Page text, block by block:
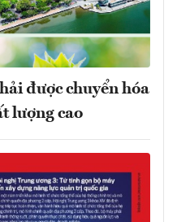
được chuyển hóa
lượng cao